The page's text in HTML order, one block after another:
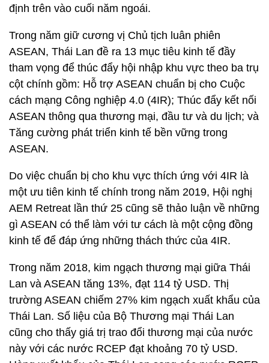
định trên vào cuối năm ngoái.
Trong năm giữ cương vị Chủ tịch luân phiên
ASEAN, Thái Lan đề ra 13 mục tiêu kinh tế đầy
tham vọng để thúc đẩy hội nhập khu vực theo ba trụ
cột chính gồm: Hỗ trợ ASEAN chuẩn bị cho Cuộc
cách mạng Công nghiệp 4.0 (4IR); Thúc đẩy kết nối
ASEAN thông qua thương mại, đầu tư và du lịch; và
Tăng cường phát triển kinh tế bền vững trong
ASEAN.
Do việc chuẩn bị cho khu vực thích ứng với 4IR là
một ưu tiên kinh tế chính trong năm 2019, Hội nghị
AEM Retreat lần thứ 25 cũng sẽ thảo luận về những
gì ASEAN có thể làm với tư cách là một cộng đồng
kinh tế để đáp ứng những thách thức của 4IR.
Trong năm 2018, kim ngạch thương mại giữa Thái
Lan và ASEAN tăng 13%, đạt 114 tỷ USD. Thị
trường ASEAN chiếm 27% kim ngạch xuất khẩu của
Thái Lan. Số liệu của Bộ Thương mại Thái Lan
cũng cho thấy giá trị trao đổi thương mại của nước
này với các nước RCEP đạt khoảng 70 tỷ USD.